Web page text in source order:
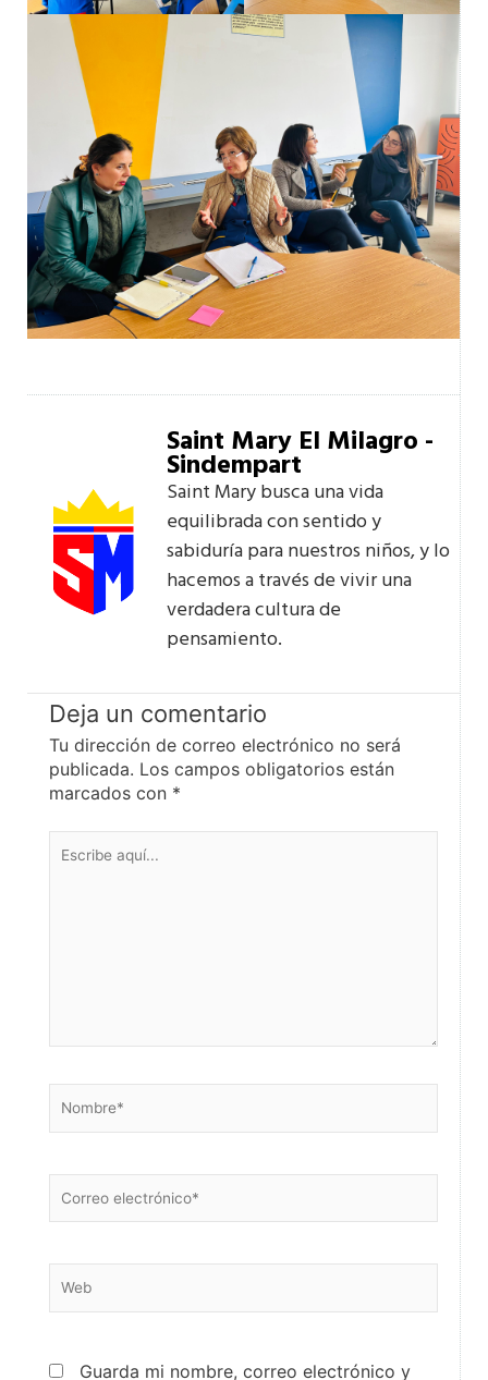
Saint Mary El Milagro -
Sindempart
Saint Mary busca una vida
equilibrada con sentido y
sabiduría para nuestros niños, y lo
hacemos a través de vivir una
verdadera cultura de
pensamiento.
Deja un comentario
Tu dirección de correo electrónico no será
publicada. Los campos obligatorios están
marcados con *
aquí...
electrónico*
Guarda mi nombre, correo electrónico y